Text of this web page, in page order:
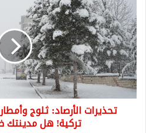
الأرصاد:
ثلوج
وأمطار
غزيرة
تضرب
4
مناطق
تركية!
تركية! هل مدينتك